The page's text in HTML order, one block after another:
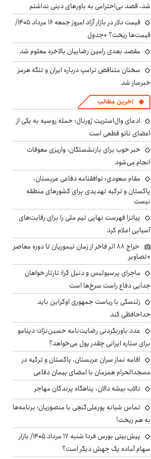
شد، قصد بی‌احترامی به باورهای دینی نداشتم
قیمت دلار در بازار آزاد امروز جمعه ۱۶ مرداد ۱۴۰۵/
قیمت‌ها ریخت؟ +جدول
مقصد بعدی رامین رضاییان بالاخره معلوم شد
سخنان متناقض ترامپ درباره ایران و تنگه هرمز
خبرساز شد
آخرین مطالب
ادعای وال‌استریت ژورنال: حمله روسیه به یکی از
اعضای ناتو قطعی است
خبر خوب برای بازنشستگان: واریزی معوقات
انجام می‌شود
مقام سعودی: توافقنامه دفاعی عربستان،
پاکستان و ترکیه تهدیدی برای کشورهای منطقه
نیست
پیاتزا فهرست نهایی تیم ملی را برای رقابت‌های
آسیایی اعلام کرد
حراج ۸۸ اثر فاخر از زمان تیموریان تا دوره معاصر
+تصاویر
ماجرای پرسپولیس و دنیل گرا؛ تارتار خواهان
جدایی دفاع راست سرخ‌ها است
زلنسکی با ریاست جمهوری اوکراین باید
خداحافظی کند
عدد باورنکردنی رضایت‌نامه حسین‌نژاد؛ دینامو
برای ستاره ایرانی چقدر پول می‌خواهد؟
اقامه نماز سران عربستان، پاکستان و ترکیه در
مسجدالحرام همزمان با امضای پیمان دفاعی
تالاب بیشه دالان، پناهگاه پرندگان مهاجر
تماس شبانه پورعلی‌گنجی با منصوریان؛ برنامه‌ها
به هم ریخت!
پیش‌بینی بورس فردا شنبه ۱۷ مرداد ۱۴۰۵/ بازار
سهام آماده یک جهش دیگر است؟